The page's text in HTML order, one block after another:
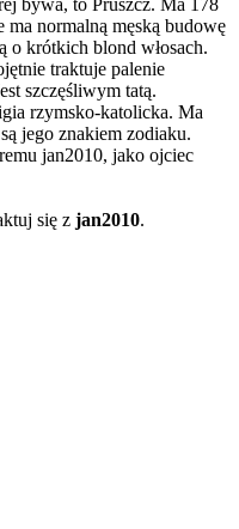
normalną męską budowę
o krótkich blond włosach.
traktuje palenie
szczęśliwym tatą.
rzymsko-katolicka. Ma
jego znakiem zodiaku.
jan2010, jako ojciec
się z jan2010.